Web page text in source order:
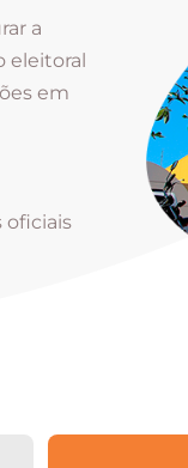
a
eleitoral
em
oficiais